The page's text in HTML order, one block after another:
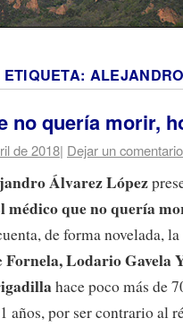
no quería morir,
de 2018| Dejar un comentario
Álvarez López
médico que no quería
de forma novelada,
Fornela,Lodario Gavela
hace poco más de
años, por ser contrario al